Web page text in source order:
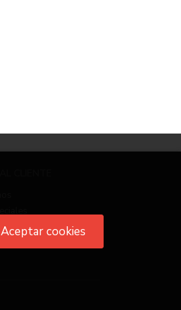
Aceptar cookies